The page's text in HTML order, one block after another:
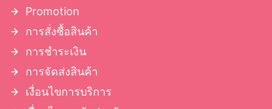
Promotion
การสั่งซื้อสินค้า
การชำระเงิน
การจัดส่งสินค้า
เงื่อนไขการบริการ